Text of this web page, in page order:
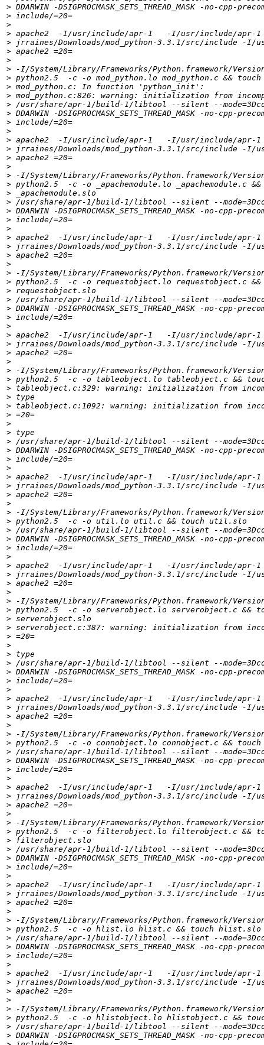
>
>
>
>
>
>
>
>
>
>
>
>
>
>
>
>
>
>
>
>
>
>
>
>
>
>
>
>
>
>
>
>
>
>
>
>
>
>
>
>
>
>
>
>
>
>
>
>
>
>
>
>
>
>
>
>
>
>
>
>
>
>
>
>
>
>
>
>
>
>
>
>
>
>
>
>
>
>
>
>
>
>
>
>
>
>
>
>
>
>
>
>
>
>
>
>
>
>
>
>
>
>
>
>
>
>
>
>
>
>
>
>
>
>
>
>
>